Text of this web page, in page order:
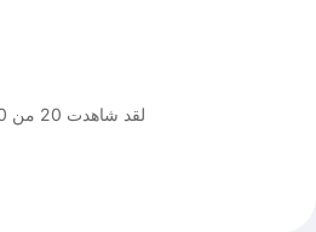
لقد شاهدت 20 من 20 نتيجة